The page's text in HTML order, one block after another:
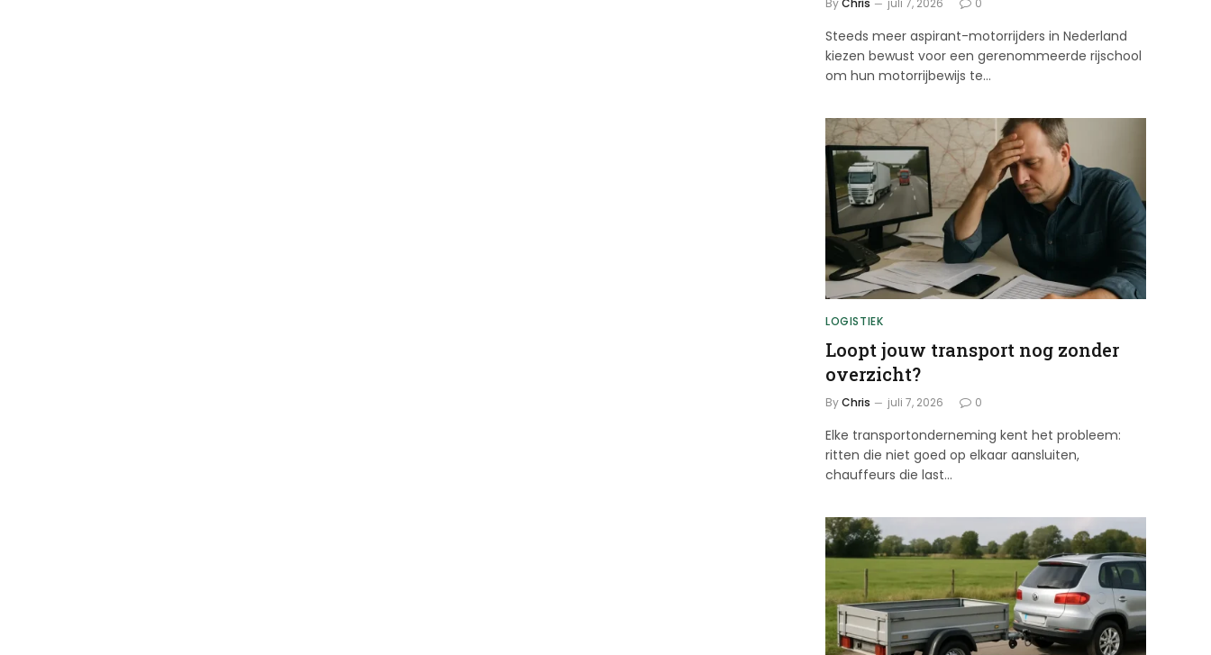
ByChris juli 7, 2026 0
Steeds meer aspirant-motorrijders in Nederland
kiezen bewust voor een gerenommeerde rijschool
om hun motorrijbewijs te…
LOGISTIEK
Loopt jouw transport nog zonder
overzicht?
ByChris juli 7, 2026 0
Elke transportonderneming kent het probleem:
ritten die niet goed op elkaar aansluiten,
chauffeurs die last…